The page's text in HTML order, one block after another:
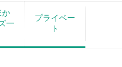
か
一
プライベー
ト